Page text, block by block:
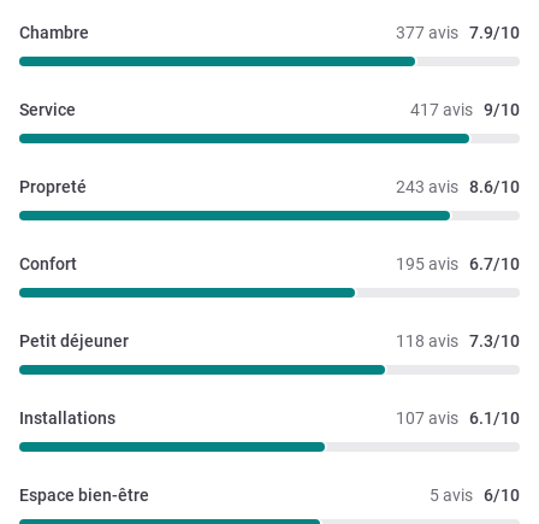
377 avis 7.9/10
Chambre
417 avis 9/10
Service
243 avis 8.6/10
Propreté
195 avis 6.7/10
Confort
118 avis 7.3/10
Petit déjeuner
107 avis 6.1/10
Installations
5 avis 6/10
Espace bien-être